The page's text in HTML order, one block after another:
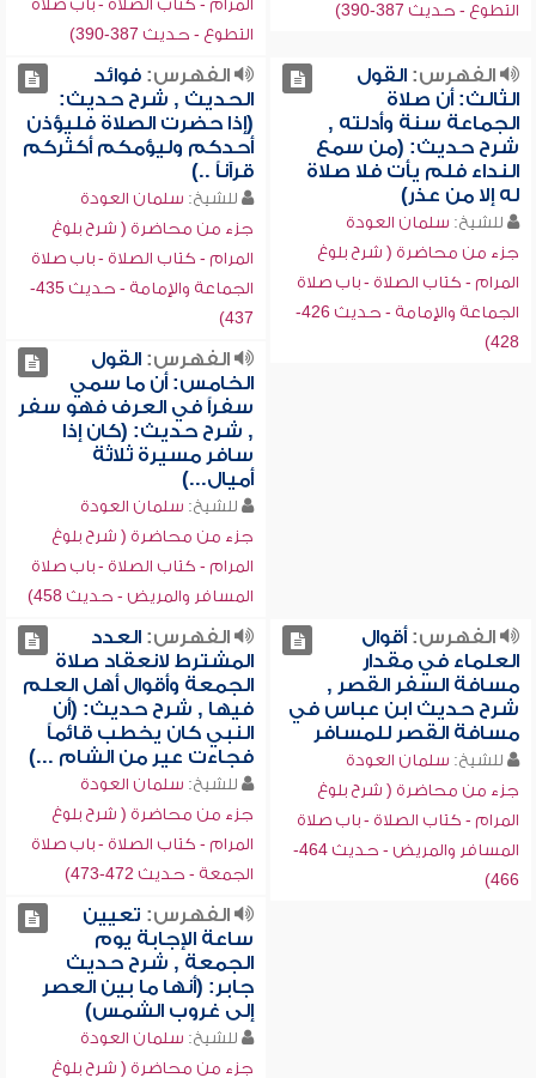
التطوع - حديث 387-390)
المرام - كتاب الصلاة - باب صلاة
التطوع - حديث 387-390)
الفهرس:القول
الثالث: أن صلاة
الجماعة سنة وأدلته ,
شرح حديث: (من سمع
النداء فلم يأت فلا صلاة
له إلا من عذر)
للشيخ: سلمان العودة
جزء من محاضرة ( شرح بلوغ
المرام - كتاب الصلاة - باب صلاة
الجماعة والإمامة - حديث 426-
428)
الفهرس:فوائد
الحديث , شرح حديث:
(إذا حضرت الصلاة فليؤذن
أحدكم وليؤمكم أكثركم
قرآناً ..)
للشيخ: سلمان العودة
جزء من محاضرة ( شرح بلوغ
المرام - كتاب الصلاة - باب صلاة
الجماعة والإمامة - حديث 435-
437)
الفهرس:القول
الخامس: أن ما سمي
سفراً في العرف فهو سفر
, شرح حديث: (كان إذا
سافر مسيرة ثلاثة
أميال...)
للشيخ: سلمان العودة
جزء من محاضرة ( شرح بلوغ
المرام - كتاب الصلاة - باب صلاة
المسافر والمريض - حديث 458)
الفهرس:أقوال
العلماء في مقدار
مسافة السفر القصر ,
شرح حديث ابن عباس في
مسافة القصر للمسافر
للشيخ: سلمان العودة
جزء من محاضرة ( شرح بلوغ
المرام - كتاب الصلاة - باب صلاة
المسافر والمريض - حديث 464-
466)
الفهرس:العدد
المشترط لانعقاد صلاة
الجمعة وأقوال أهل العلم
فيها , شرح حديث: (أن
النبي كان يخطب قائماً
فجاءت عير من الشام ...)
للشيخ: سلمان العودة
جزء من محاضرة ( شرح بلوغ
المرام - كتاب الصلاة - باب صلاة
الجمعة - حديث 472-473)
الفهرس: تعيين
ساعة الإجابة يوم
الجمعة , شرح حديث
جابر: (أنها ما بين العصر
إلى غروب الشمس)
للشيخ: سلمان العودة
جزء من محاضرة ( شرح بلوغ